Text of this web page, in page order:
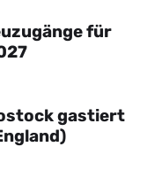
für
gastiert